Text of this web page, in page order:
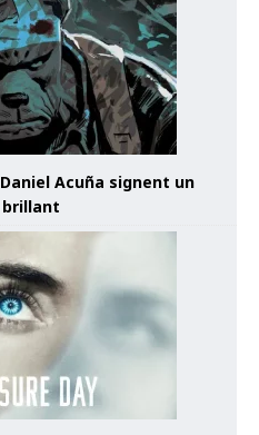
Acuña signent un